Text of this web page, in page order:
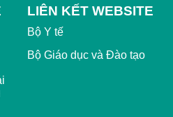
LIÊN KẾT WEBSITE
Bộ Y tế
Bộ Giáo dục và Đào tạo